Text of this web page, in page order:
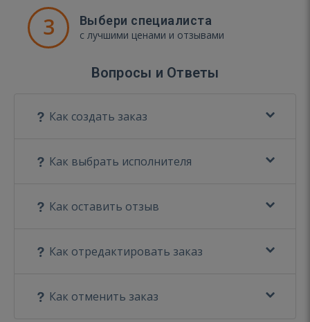
3 Выбери специалиста
с лучшими ценами и отзывами
Вопросы и Ответы
Как создать заказ
Как выбрать исполнителя
Как оставить отзыв
Как отредактировать заказ
Как отменить заказ